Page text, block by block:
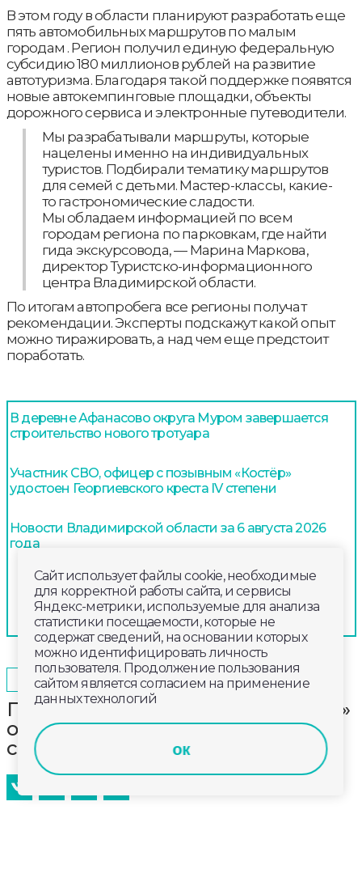
В этом году в области планируют разработать еще
пять автомобильных маршрутов по малым
городам . Регион получил единую федеральную
субсидию 180 миллионов рублей на развитие
автотуризма. Благодаря такой поддержке появятся
новые автокемпинговые площадки, объекты
дорожного сервиса и электронные путеводители.
Мы разрабатывали маршруты, которые
нацелены именно на индивидуальных
туристов. Подбирали тематику маршрутов
для семей с детьми. Мастер-классы, какие-
то гастрономические сладости.
Мы обладаем информацией по всем
городам региона по парковкам, где найти
гида экскурсовода, — Марина Маркова,
директор Туристско-информационного
центра Владимирской области.
По итогам автопробега все регионы получат
рекомендации. Эксперты подскажут какой опыт
можно тиражировать, а над чем еще предстоит
поработать.
В деревне Афанасово округа Муром завершается
строительство нового тротуара
Участник СВО, офицер с позывным «Костёр»
удостоен Георгиевского креста IV степени
Новости Владимирской области за 6 августа 2026
года
ОБЩЕСТВО 2025-09-16 16:00
Газета «Владимирские ведомости»
отмечает юбилей – 35 лет со дня
создания
Сайт использует файлы cookie, необходимые
для корректной работы сайта, и сервисы
Яндекс-метрики, используемые для анализа
статистики посещаемости, которые не
содержат сведений, на основании которых
можно идентифицировать личность
пользователя. Продолжение пользования
сайтом является согласием на применение
данных технологий
ок